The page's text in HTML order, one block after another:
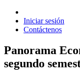
Iniciar sesión
Contáctenos
Panorama
segundo